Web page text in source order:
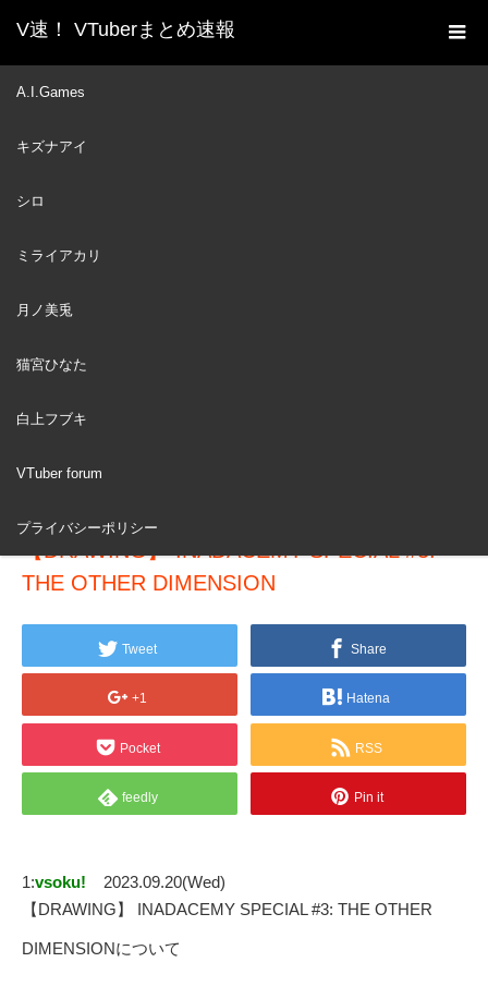
V速！ VTuberまとめ速報
A.I.Games
キズナアイ
シロ
ミライアカリ
月ノ美兎
猫宮ひなた
白上フブキ
VTuber forum
プライバシーポリシー
ホーム
新着動画一覧
21
【DRAWING】 INADACEMY SPECIAL #3:
THE OTHER DIMENSION
Tweet Share
+1 Hatena
Pocket RSS
feedly Pin it
1:vsoku!
2023.09.20(Wed)
【DRAWING】 INADACEMY SPECIAL #3: THE OTHER
DIMENSIONについて